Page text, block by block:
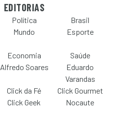
EDITORIAS
Política
Brasil
Mundo Esporte
Economia
Saúde
Alfredo Soares
Eduardo
Varandas
Click da Fé
Click Gourmet
Click Geek Nocaute